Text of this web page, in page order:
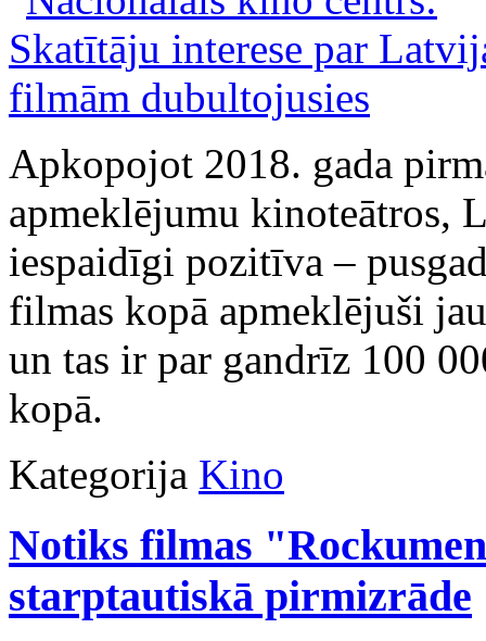
Apkopojot 2018. gada
apmeklējumu kinoteātros,
iespaidīgi pozitīva –
filmas kopā apmeklējuši
un tas ir par gandrīz 100
kopā.
Kategorija Kino
Notiks filmas
starptautiskā pirmizrāde